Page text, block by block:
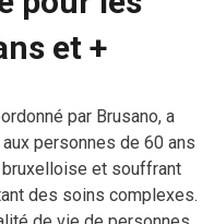
et +
par Brusano, a
personnes de 60 ans
et souffrant
des soins complexes.